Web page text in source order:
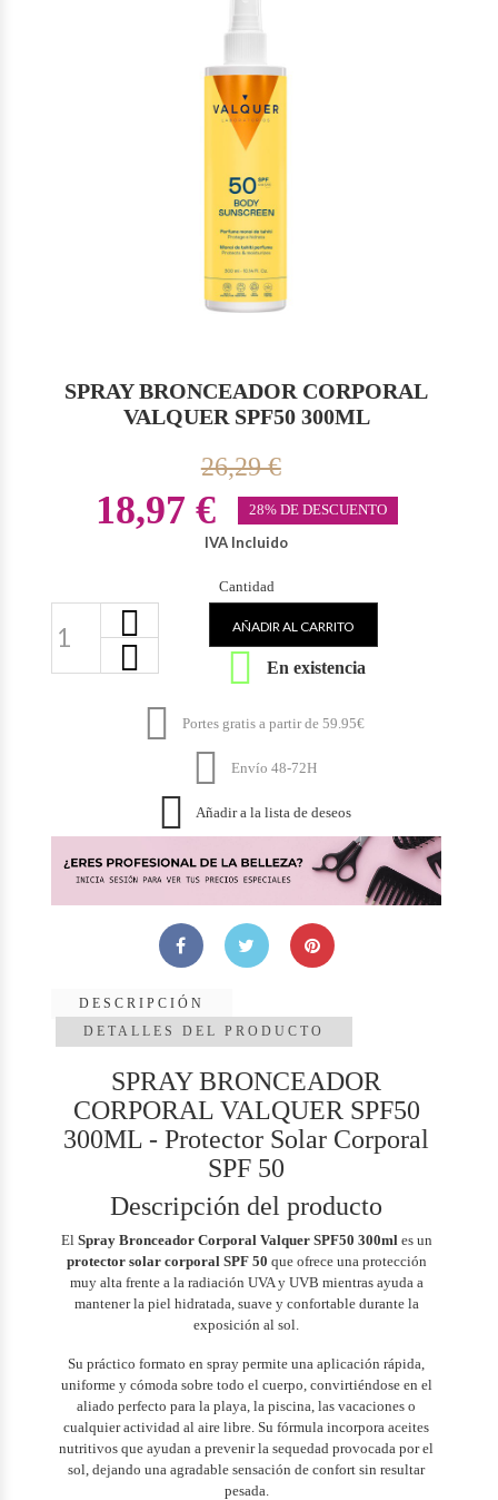
SPRAY BRONCEADOR CORPORAL
VALQUER SPF50 300ML
26,29 €
18,97 € 28% DE DESCUENTO
IVA Incluido
Cantidad
AÑADIR AL CARRITO
 En existencia
 Portes gratis a partir de 59.95€
 Envío 48-72H
 Añadir a la lista de deseos
DESCRIPCIÓN
DETALLES DEL PRODUCTO
SPRAY BRONCEADOR
CORPORAL VALQUER SPF50
300ML - Protector Solar Corporal
SPF 50
Descripción del producto
El Spray Bronceador Corporal Valquer SPF50 300ml es un
protector solar corporal SPF 50 que ofrece una protección
muy alta frente a la radiación UVA y UVB mientras ayuda a
mantener la piel hidratada, suave y confortable durante la
exposición al sol.
Su práctico formato en spray permite una aplicación rápida,
uniforme y cómoda sobre todo el cuerpo, convirtiéndose en el
aliado perfecto para la playa, la piscina, las vacaciones o
cualquier actividad al aire libre. Su fórmula incorpora aceites
nutritivos que ayudan a prevenir la sequedad provocada por el
sol, dejando una agradable sensación de confort sin resultar
pesada.